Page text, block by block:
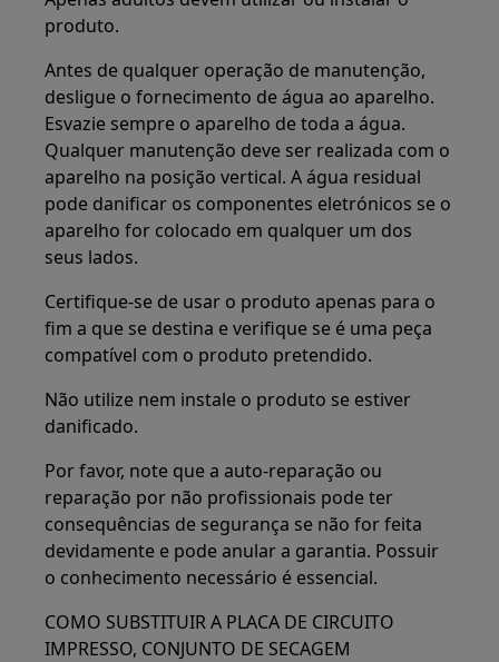
produto.
Antes de qualquer operação de manutenção,
desligue o fornecimento de água ao aparelho.
Esvazie sempre o aparelho de toda a água.
Qualquer manutenção deve ser realizada com o
aparelho na posição vertical. A água residual
pode danificar os componentes eletrónicos se o
aparelho for colocado em qualquer um dos
seus lados.
Certifique-se de usar o produto apenas para o
fim a que se destina e verifique se é uma peça
compatível com o produto pretendido.
Não utilize nem instale o produto se estiver
danificado.
Por favor, note que a auto-reparação ou
reparação por não profissionais pode ter
consequências de segurança se não for feita
devidamente e pode anular a garantia. Possuir
o conhecimento necessário é essencial.
COMO SUBSTITUIR A PLACA DE CIRCUITO
IMPRESSO, CONJUNTO DE SECAGEM